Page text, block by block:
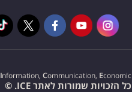
Information, Communication, Economic
כל הזכויות שמורות לאתר ICE. ©